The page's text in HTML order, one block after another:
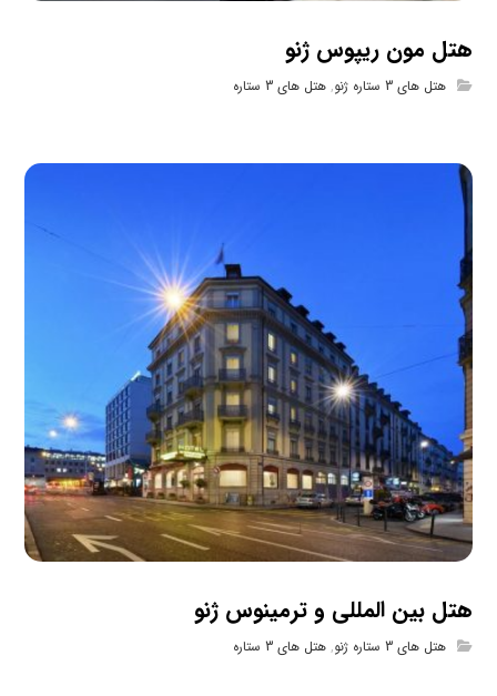
هتل مون ریپوس ژنو
هتل های 3 ستاره ژنو ,هتل های 3 ستاره
هتل بین المللی و ترمینوس ژنو
هتل های 3 ستاره ژنو ,هتل های 3 ستاره